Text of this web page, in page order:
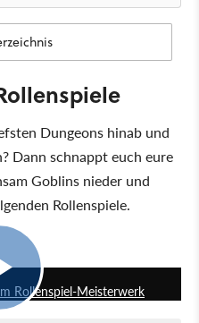
Dungeons hinab und
Dann schnappt euch eure
Goblins nieder und
Rollenspiele.
Rollenspiel-Meisterwerk